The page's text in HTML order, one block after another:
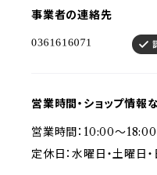
事業者の連絡先
営業時間・ショップ情報
営業時間：10:00～18:00
定休日：水曜日・土曜日